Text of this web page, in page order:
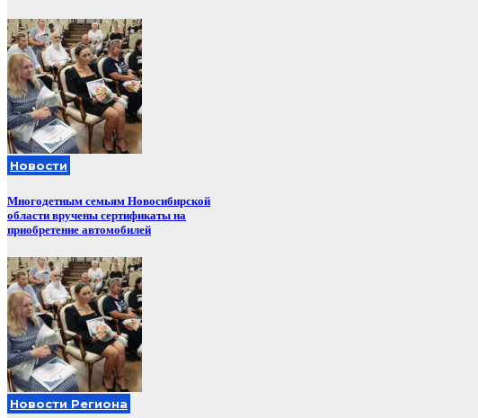
Новости
Многодетным семьям Новосибирской
области вручены сертификаты на
приобретение автомобилей
Новости Региона